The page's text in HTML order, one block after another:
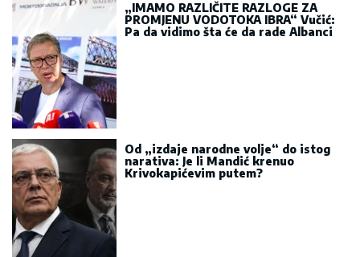
„IMAMO RAZLIČITE RAZLOGE ZA
PROMJENU VODOTOKA IBRA“ Vučić:
Pa da vidimo šta će da rade Albanci
Od „izdaje narodne volje“ do istog
narativa: Je li Mandić krenuo
Krivokapićevim putem?